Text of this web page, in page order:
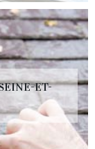
ET-